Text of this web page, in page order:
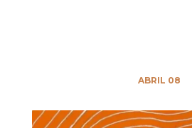
ABRIL 08